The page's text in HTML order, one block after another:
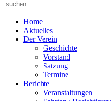
Home
Aktuelles
Der Verein
Geschichte
Vorstand
Satzung
Termine
Berichte
Veranstaltungen